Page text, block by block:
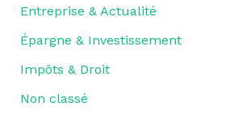
Entreprise & Actualité
Épargne & Investissement
Impôts & Droit
Non classé